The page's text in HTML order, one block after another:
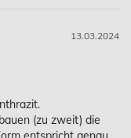
13.03.2024
(zu zweit) die